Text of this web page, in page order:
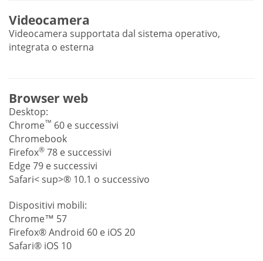
Videocamera
Videocamera supportata dal sistema operativo,
integrata o esterna
Browser web
Desktop:
Chrome™ 60 e successivi
Chromebook
Firefox® 78 e successivi
Edge 79 e successivi
Safari< sup>® 10.1 o successivo
Dispositivi mobili:
Chrome™ 57
Firefox® Android 60 e iOS 20
Safari® iOS 10